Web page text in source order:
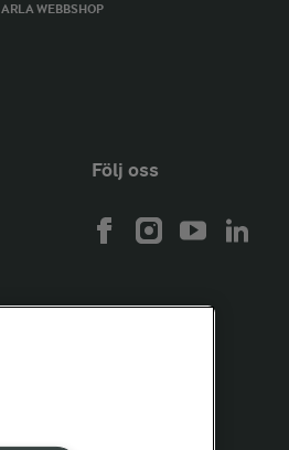
ARLA WEBBSHOP
Följ oss